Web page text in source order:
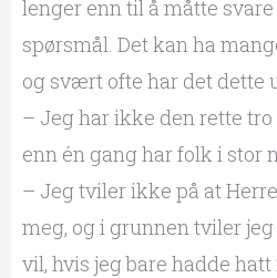
lenger enn til å måtte
spørsmål. Det kan ha
og svært ofte har det dette
– Jeg har ikke den rette
enn én gang har folk i stor
– Jeg tviler ikke på at
meg, og i grunnen tviler
vil, hvis jeg bare hadde